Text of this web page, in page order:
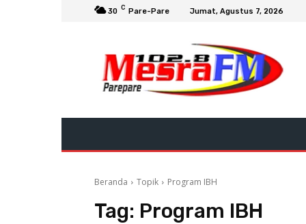
30 C Pare-Pare Jumat, Agustus 7, 2026
Beranda Topik Program IBH
Tag: Program IBH